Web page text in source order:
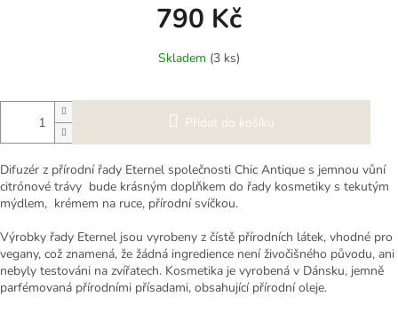
790 Kč
Měrná
cena:
Skladem (3 ks)
Přidat do košíku
Difuzér z přírodní řady Eternel společnosti Chic Antique s jemnou vůní
citrónové trávy bude krásným doplňkem do řady kosmetiky s tekutým
mýdlem, krémem na ruce, přírodní svíčkou.
Výrobky řady Eternel jsou vyrobeny z čístě přírodních látek, vhodné pro
vegany, což znamená, že žádná ingredience není živočišného původu, ani
nebyly testováni na zvířatech. Kosmetika je vyrobená v Dánsku, jemně
parfémovaná přírodními přísadami, obsahující přírodní oleje.